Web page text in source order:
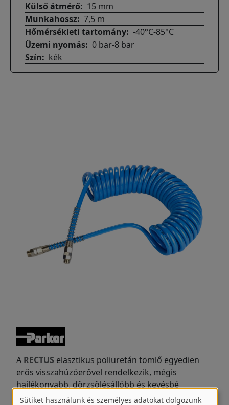
Külső átmérő
15 mm
Munkahossz 7,5 m
Hőmérsékleti tartomány -40°C-85°C
Üzemi nyomás
0 bar-8 bar
Szín
kék
A RECTUS elasztikus poliuretán tömlő egyedien
erős visszahúzóerővel rendelkezik, mégis
hajlékonyabb, dörzsölésállóbb és kevésbé
hajlamos a hurokképződésre, szemben az ismert
Sütiket használunk és személyes adatokat dolgozunk